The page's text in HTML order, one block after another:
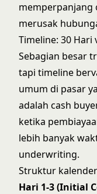
memperpanjang
merusak
Timeline: 30 Hari
Sebagian besar
tapi timeline
umum di pasar
adalah cash
ketika
lebih banyak
underwriting.
Struktur
Hari 1-3 (Initial